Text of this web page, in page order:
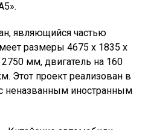
являющийся частью
размеры 4675 х 1835 x
мм, двигатель на 160
Этот проект реализован в
неназванным иностранным